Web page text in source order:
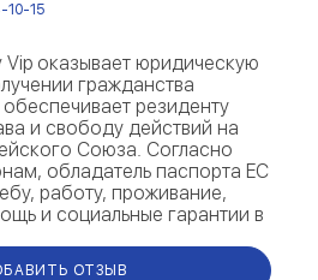
10-15
оказывает юридическую
гражданства
резиденту
и свободу действий на
Союза. Согласно
обладатель паспорта ЕС
работу, проживание,
и социальные гарантии в
Получив румынск...
ОТЗЫВ